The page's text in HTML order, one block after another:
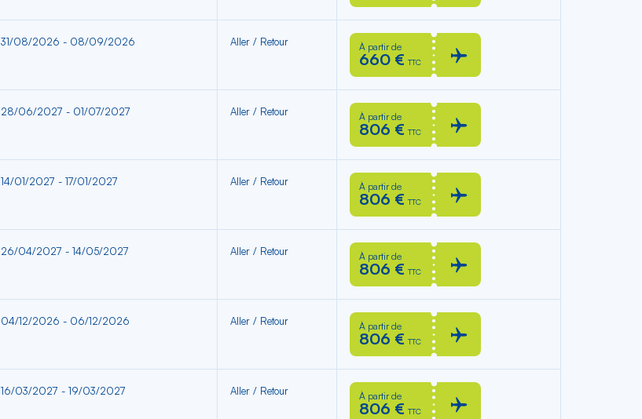
31/08/2026 - 08/09/2026 Aller / Retour À partir de
660 € TTC
28/06/2027 - 01/07/2027 Aller / Retour À partir de
806 € TTC
14/01/2027 - 17/01/2027 Aller / Retour À partir de
806 € TTC
26/04/2027 - 14/05/2027 Aller / Retour À partir de
806 € TTC
04/12/2026 - 06/12/2026 Aller / Retour À partir de
806 € TTC
16/03/2027 - 19/03/2027 Aller / Retour À partir de
806 € TTC